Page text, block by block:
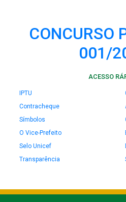
CONCURSO
001/
ACESSO
IPTU
Contracheque
Símbolos
O Vice-Prefeito
Selo Unicef
Transparência